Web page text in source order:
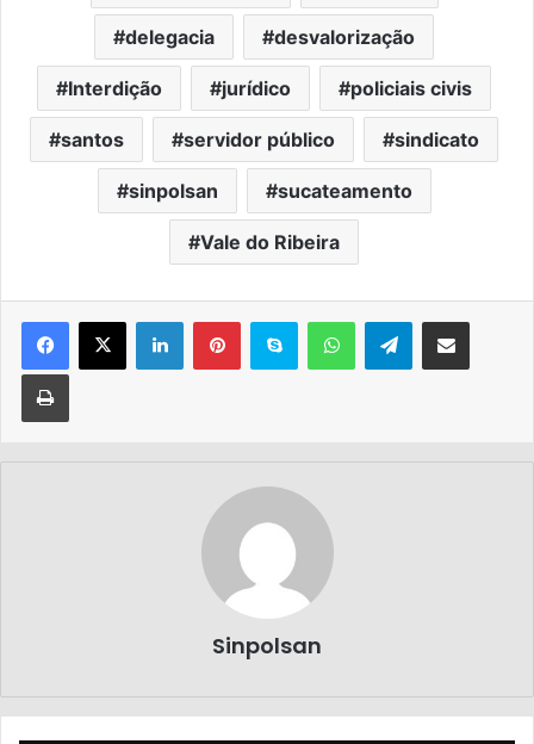
delegacia desvalorização
Interdição jurídico policiais civis
santos servidor público sindicato
sinpolsan sucateamento
Vale do Ribeira
Sinpolsan